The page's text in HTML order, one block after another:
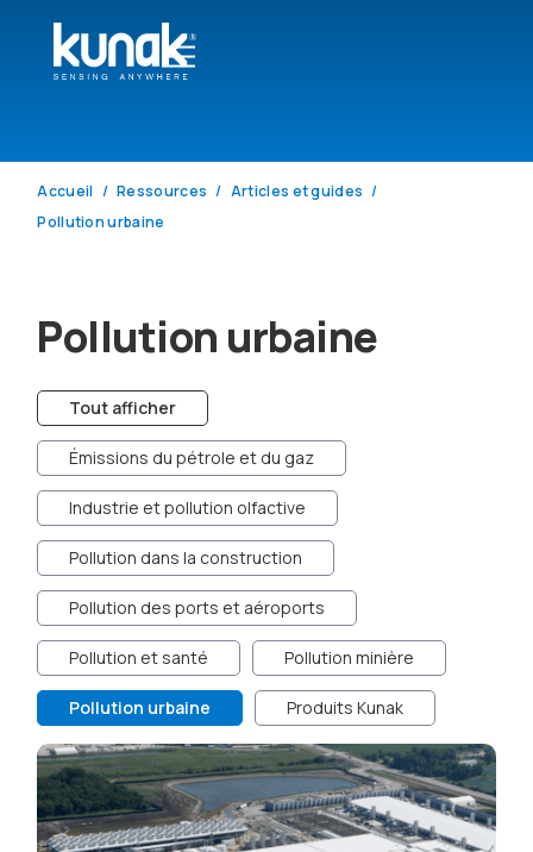
Accueil Ressources
Articles et guides
Pollution urbaine
Pollution urbaine
Tout afficher
Émissions du pétrole et du gaz
Industrie et pollution olfactive
Pollution dans la construction
Pollution des ports et aéroports
Pollution et santé Pollution minière
Pollution urbaine Produits Kunak